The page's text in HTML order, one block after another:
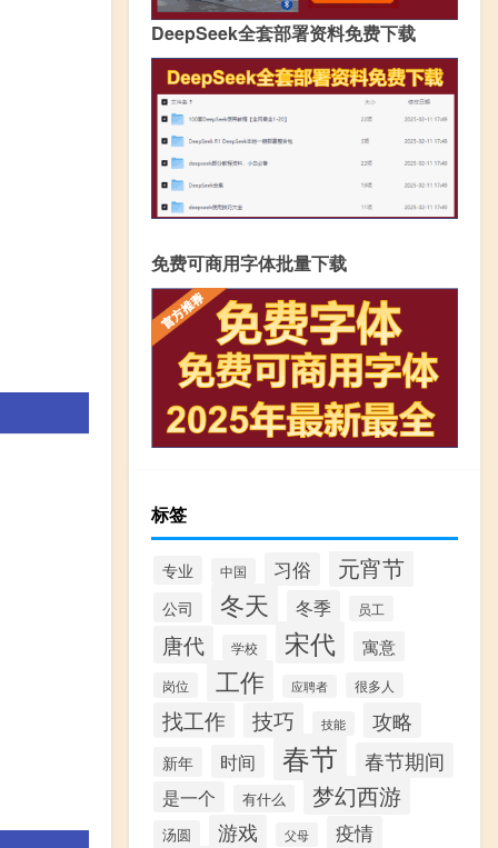
DeepSeek全套部署资料免费下载
免费可商用字体批量下载
标签
专业 中国 习俗 元宵节
公司 冬天 冬季 员工
唐代 学校 宋代 寓意
岗位 工作 应聘者 很多人
找工作 技巧 技能 攻略
新年 时间 春节 春节期间
是一个 有什么 梦幻西游
汤圆 游戏 父母 疫情